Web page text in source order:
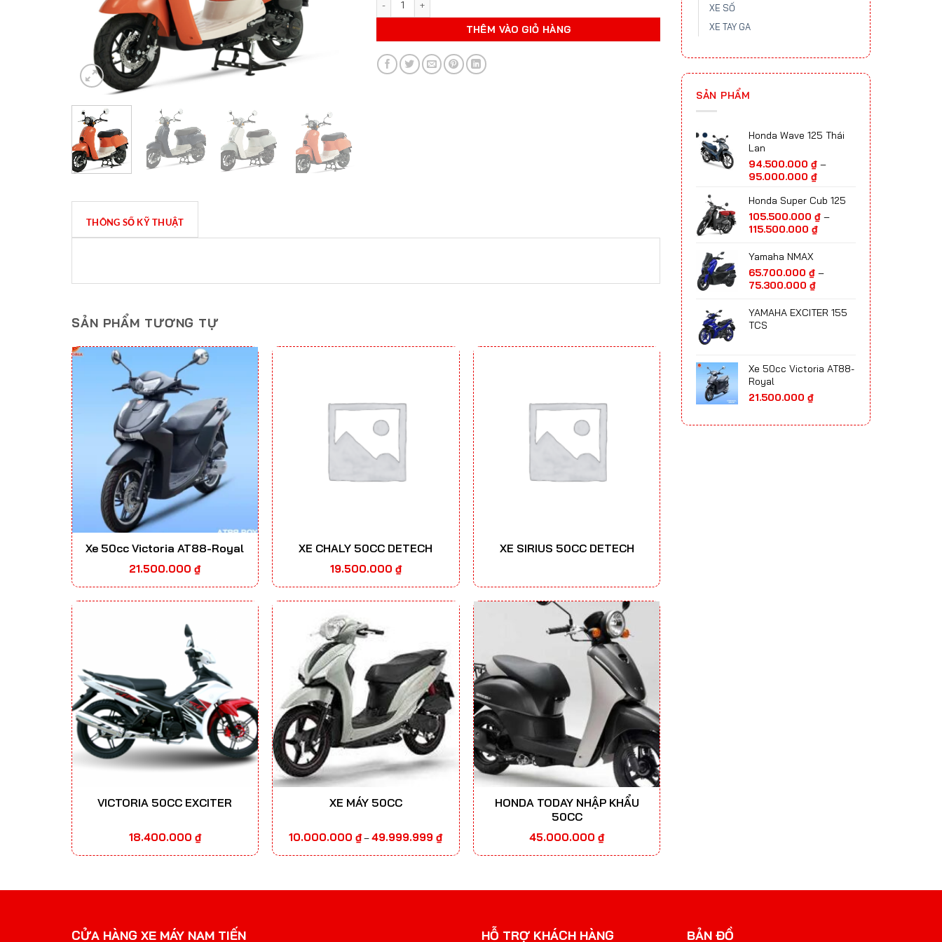
XE SỐ
XE TAY GA
SẢN PHẨM
Honda Wave 125 Thái
Lan
94.500.000 ₫ –
95.000.000 ₫Khoảng
từ
94.500.000 ₫
đến
95.000.000 ₫
Honda Super Cub 125
105.500.000 ₫ –
115.500.000 ₫Khoảng
105.500.000 ₫
115.500.000 ₫
Yamaha NMAX
65.700.000 ₫ –
75.300.000 ₫Khoảng
từ
65.700.000 ₫
75.300.000 ₫
YAMAHA EXCITER 155
TCS
Xe 50cc Victoria AT88-
Royal
21.500.000 ₫
THÊM VÀO GIỎ HÀNG
THÔNG SỐ KỸ THUẬT
SẢN PHẨM TƯƠNG TỰ
Xe 50cc Victoria AT88-Royal
21.500.000₫
XE CHALY 50CC DETECH
19.500.000 ₫
XE SIRIUS 50CC DETECH
VICTORIA 50CC EXCITER
18.400.000 ₫
XE MÁY 50CC
10.000.000₫– 49.999.999₫Khoảng
giá:
HONDA TODAY NHẬP KHẨU
50CC
45.000.000₫
CỬA HÀNG XE MÁY NAM TIẾN HỖ TRỢ KHÁCH HÀNG BẢN ĐỒ